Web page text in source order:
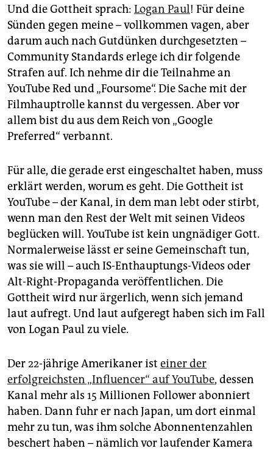
fragen & hilfe
unterstützen
abo
genossenschaft
epaper login
Und die Gottheit sprach: Logan Paul! Für deine
Sünden gegen meine – vollkommen vagen, aber
darum auch nach Gutdünken durchgesetzten –
Community Standards erlege ich dir folgende
Strafen auf. Ich nehme dir die Teilnahme an
YouTube Red und „Foursome“. Die Sache mit der
Filmhauptrolle kannst du vergessen. Aber vor
allem bist du aus dem Reich von „Google
Preferred“ verbannt.
Für alle, die gerade erst eingeschaltet haben, muss
erklärt werden, worum es geht. Die Gottheit ist
YouTube – der Kanal, in dem man lebt oder stirbt,
wenn man den Rest der Welt mit seinen Videos
beglücken will. YouTube ist kein ungnädiger Gott.
Normalerweise lässt er seine Gemeinschaft tun,
was sie will – auch IS-Enthauptungs-­Videos oder
Alt-Right-Propaganda veröffentlichen. Die
Gottheit wird nur ärgerlich, wenn sich jemand
laut aufregt. Und laut aufgeregt haben sich im Fall
von Logan Paul zu viele.
Der 22-jährige Amerikaner ist einer der
erfolgreichsten „Influencer“ auf YouTube, dessen
Kanal mehr als 15 Millionen Follower abonniert
haben. Dann fuhr er nach Japan, um dort einmal
mehr zu tun, was ihm solche Abonnentenzahlen
beschert haben – nämlich vor laufender Kamera